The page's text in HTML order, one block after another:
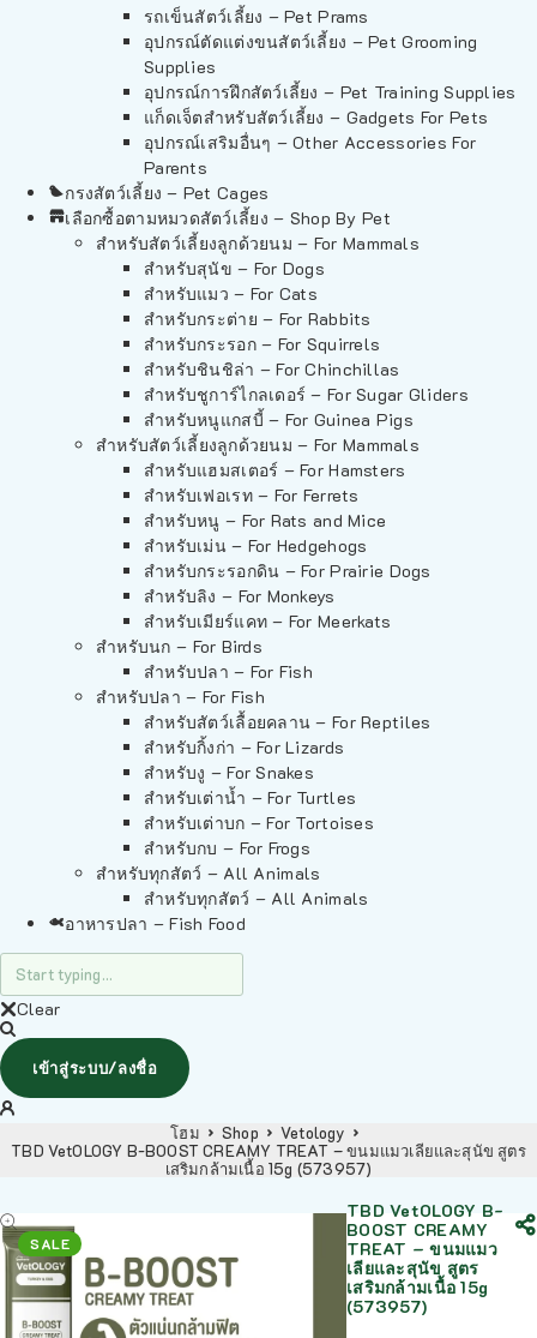
รถเข็นสัตว์เลี้ยง – Pet Prams
อุปกรณ์ตัดแต่งขนสัตว์เลี้ยง – Pet Grooming
Supplies
อุปกรณ์การฝึกสัตว์เลี้ยง – Pet Training Supplies
แก็ดเจ็ตสำหรับสัตว์เลี้ยง – Gadgets For Pets
อุปกรณ์เสริมอื่นๆ – Other Accessories For
Parents
กรงสัตว์เลี้ยง – Pet Cages
เลือกซื้อตามหมวดสัตว์เลี้ยง – Shop By Pet
สำหรับสัตว์เลี้ยงลูกด้วยนม – For Mammals
สำหรับสุนัข – For Dogs
สำหรับแมว – For Cats
สำหรับกระต่าย – For Rabbits
สำหรับกระรอก – For Squirrels
สำหรับชินชิล่า – For Chinchillas
สำหรับชูการ์ไกลเดอร์ – For Sugar Gliders
สำหรับหนูแกสบี้ – For Guinea Pigs
สำหรับสัตว์เลี้ยงลูกด้วยนม – For Mammals
สำหรับแฮมสเตอร์ – For Hamsters
สำหรับเฟอเรท – For Ferrets
สำหรับหนู – For Rats and Mice
สำหรับเม่น – For Hedgehogs
สำหรับกระรอกดิน – For Prairie Dogs
สำหรับลิง – For Monkeys
สำหรับเมียร์แคท – For Meerkats
สำหรับนก – For Birds
สำหรับปลา – For Fish
สำหรับปลา – For Fish
สำหรับสัตว์เลื้อยคลาน – For Reptiles
สำหรับกิ้งก่า – For Lizards
สำหรับงู – For Snakes
สำหรับเต่าน้ำ – For Turtles
สำหรับเต่าบก – For Tortoises
สำหรับกบ – For Frogs
สำหรับทุกสัตว์ – All Animals
สำหรับทุกสัตว์ – All Animals
อาหารปลา – Fish Food
Clear
เข้าสู่ระบบ/ลงชื่อ
โฮม Shop
Vetology
TBD VetOLOGY B-BOOST CREAMY TREAT – ขนมแมวเลียและสุนัข สูตร
เสริมกล้ามเนื้อ 15g (573957)
SALE
TBD VetOLOGY B-
BOOST CREAMY
TREAT – ขนมแมว
เลียและสุนัข สูตร
เสริมกล้ามเนื้อ 15g
(573957)